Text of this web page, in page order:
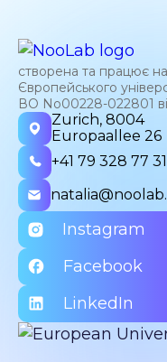
створена та працює на
Європейського
ВО No00228-022801
Zurich, 8004
Europaallee 26
+41 79 328 77 31
Instagram
Facebook
LinkedIn